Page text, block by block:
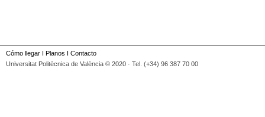
Cómo llegar I Planos I Contacto
Universitat Politècnica de València © 2020 · Tel. (+34) 96 387 70 00